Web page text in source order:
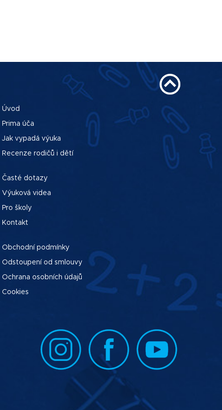
Úvod
Prima úča
Jak vypadá výuka
Recenze rodičů i dětí
Časté dotazy
Výuková videa
Pro školy
Kontakt
Obchodní podmínky
Odstoupení od smlouvy
Ochrana osobních údajů
Cookies